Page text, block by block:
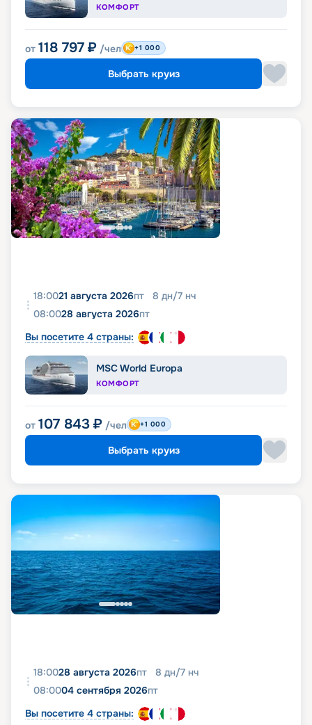
КОМФОРТ
от 118 797 ₽ /чел +1 000
Выбрать круиз
18:0021 августа 2026пт 8 дн/7 нч
08:0028 августа 2026пт
Вы посетите 4 страны:
MSC World Europa
КОМФОРТ
от 107 843 ₽ /чел +1 000
Выбрать круиз
18:0028 августа 2026пт 8 дн/7 нч
08:0004 сентября 2026пт
Вы посетите 4 страны: